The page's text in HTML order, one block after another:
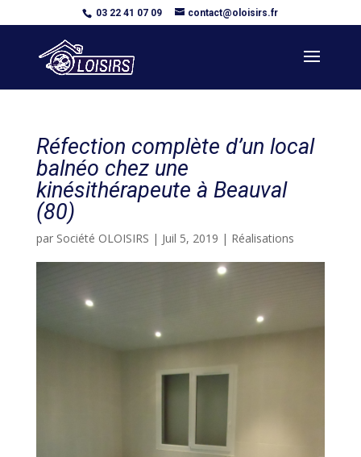
03 22 41 07 09 contact@oloisirs.fr
Réfection complète d’un local
balnéo chez une
kinésithérapeute à Beauval
(80)
par Société OLOISIRS | Juil 5, 2019 | Réalisations